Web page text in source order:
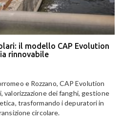
il modello CAP Evolution
rinnovabile
e Rozzano, CAP Evolution
dei fanghi, gestione
trasformando i depuratori in
circolare.